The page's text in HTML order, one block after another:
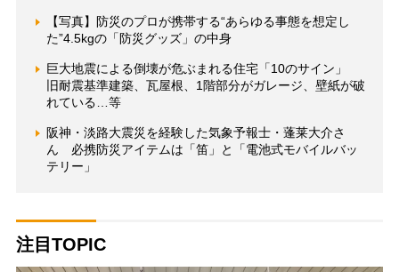
【写真】防災のプロが携帯する“あらゆる事態を想定し
た”4.5kgの「防災グッズ」の中身
巨大地震による倒壊が危ぶまれる住宅「10のサイン」
旧耐震基準建築、瓦屋根、1階部分がガレージ、壁紙が破
れている…等
阪神・淡路大震災を経験した気象予報士・蓬莱大介さ
ん 必携防災アイテムは「笛」と「電池式モバイルバッ
テリー」
注目TOPIC